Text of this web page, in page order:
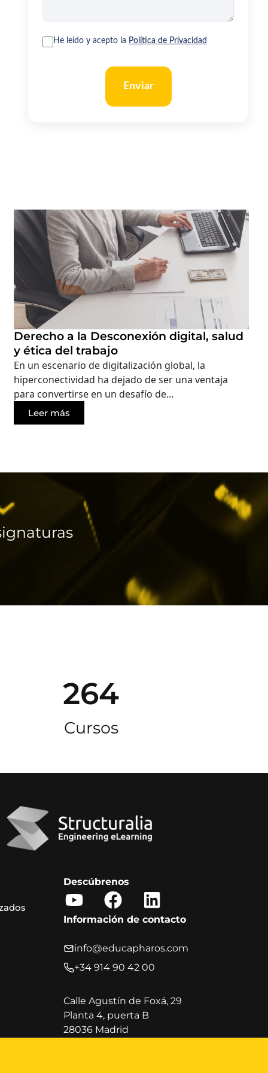
He leído y acepto la Política de Privacidad
Enviar
Derecho a la Desconexión digital, salud
y ética del trabajo
En un escenario de digitalización global, la
hiperconectividad ha dejado de ser una ventaja
para convertirse en un desafío de...
Leer más
264
Cursos
Descúbrenos
Y
o
t
u
e
F
a
e
b
o
k
L
i
k
e
i
Información de contacto
info@educapharos.com
+34 914 90 42 00
Calle Agustín de Foxá, 29
Planta 4, puerta B
28036 Madrid